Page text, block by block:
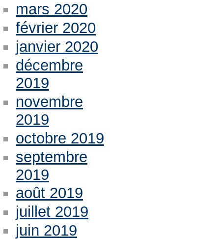
mars 2020
février 2020
janvier 2020
décembre
2019
novembre
2019
octobre 2019
septembre
2019
août 2019
juillet 2019
juin 2019